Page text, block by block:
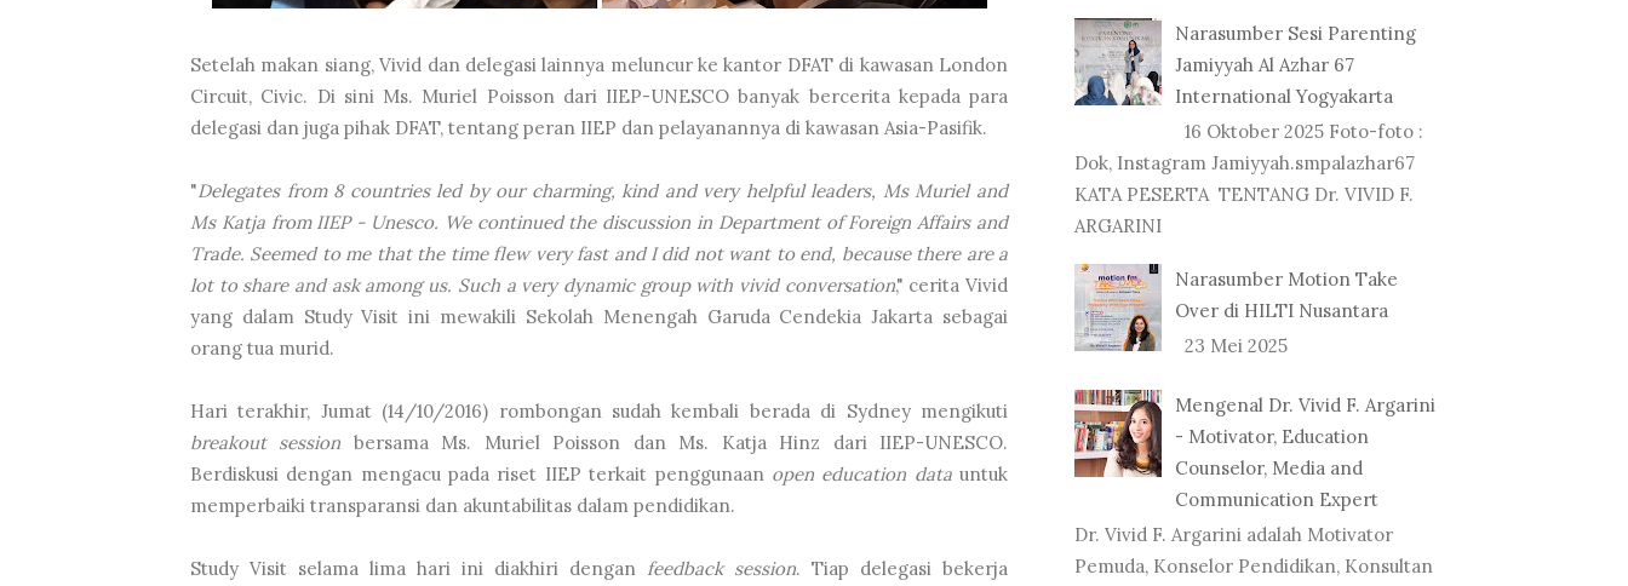
Setelah makan siang, Vivid dan delegasi lainnya meluncur ke kantor DFAT di kawasan London
Circuit, Civic. Di sini Ms. Muriel Poisson dari IIEP-UNESCO banyak bercerita kepada para
delegasi dan juga pihak DFAT, tentang peran IIEP dan pelayanannya di kawasan Asia-Pasifik.
"Delegates from 8 countries led by our charming, kind and very helpful leaders, Ms Muriel and
Ms Katja from IIEP - Unesco. We continued the discussion in Department of Foreign Affairs and
Trade. Seemed to me that the time flew very fast and I did not want to end, because there are a
lot to share and ask among us. Such a very dynamic group with vivid conversation," cerita Vivid
yang dalam Study Visit ini mewakili Sekolah Menengah Garuda Cendekia Jakarta sebagai
orang tua murid.
Hari terakhir, Jumat (14/10/2016) rombongan sudah kembali berada di Sydney mengikuti
breakout session bersama Ms. Muriel Poisson dan Ms. Katja Hinz dari IIEP-UNESCO.
Berdiskusi dengan mengacu pada riset IIEP terkait penggunaan open education datauntuk
memperbaiki transparansi dan akuntabilitas dalam pendidikan.
Study Visit selama lima hari ini diakhiri dengan feedback session. Tiap delegasi bekerja
Narasumber Sesi Parenting
Jamiyyah Al Azhar 67
International Yogyakarta
16 Oktober 2025 Foto-foto :
Dok, Instagram Jamiyyah.smpalazhar67
KATA PESERTA TENTANG Dr. VIVID F.
ARGARINI
Narasumber Motion Take
Over di HILTI Nusantara
23 Mei 2025
Mengenal Dr. Vivid F. Argarini
- Motivator, Education
Counselor, Media and
Communication Expert
Dr. Vivid F. Argarini adalah Motivator
Pemuda, Konselor Pendidikan, Konsultan